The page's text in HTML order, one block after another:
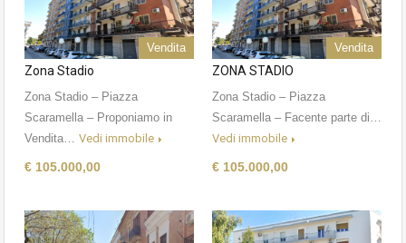
Vendita
Zona Stadio
Zona Stadio – Piazza
Scaramella – Proponiamo in
Vendita… Vedi immobile
€ 105.000,00
Vendita
ZONA STADIO
Zona Stadio – Piazza
Scaramella – Facente parte di…
Vedi immobile
€ 105.000,00